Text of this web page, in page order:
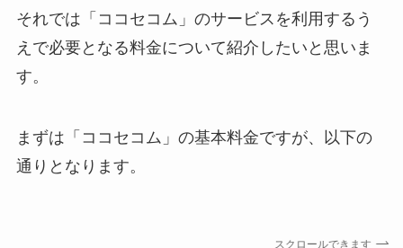
それでは「ココセコム」のサービスを利用するう
えで必要となる料金について紹介したいと思いま
す。
まずは「ココセコム」の基本料金ですが、以下の
通りとなります。
スクロールできます